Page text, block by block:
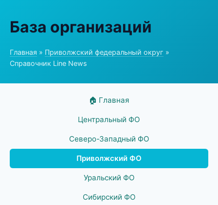
База организаций
Главная » Приволжский федеральный округ »
Справочник Line News
🏠 Главная
Центральный ФО
Северо-Западный ФО
Приволжский ФО
Уральский ФО
Сибирский ФО